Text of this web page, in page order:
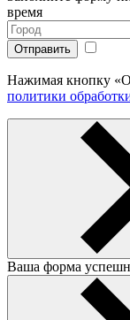
время
Нажимая кнопку
политики
Ваша форма